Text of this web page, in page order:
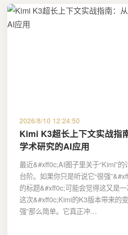
2026/8/10 12:24:50
Kimi K3超长上下文实战指
学术研究的AI应用
最近&#xff0c;AI圈子里关于“Kimi”
台阶。如果你只是听说它“很强
的标题&#xff0c;可能会觉得这又是
这次&#xff0c;Kimi的K3版本带来的
强”那么简单。它真正冲…